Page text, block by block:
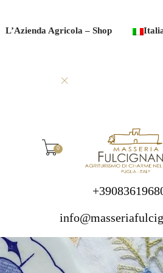
L’Azienda Agricola – Shop
0